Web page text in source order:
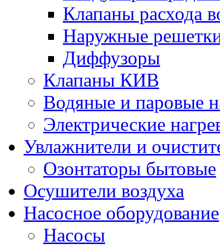
Клапаны расхода
Наружные
Диффузоры
Клапаны КИВ
Водяные и паровые
Электрические
Увлажнители и
Озонтаторы бытовые
Осушители воздуха
Насосное оборудование
Насосы